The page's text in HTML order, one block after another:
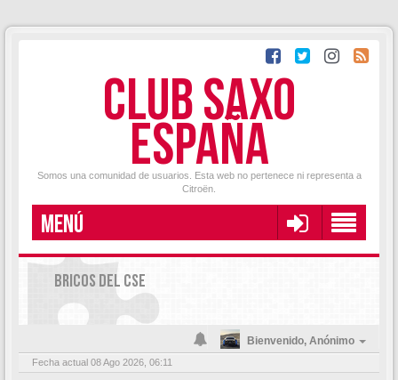
CLUB SAXO
ESPAÑA
Somos una comunidad de usuarios. Esta web no pertenece ni representa a
Citroën.
MENÚ
BRICOS DEL CSE
Bienvenido, Anónimo
Fecha actual 08 Ago 2026, 06:11